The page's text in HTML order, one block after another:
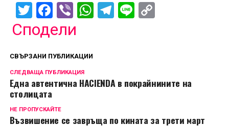
Twitter
Facebook
ViberWhatsApp
Telegram
LineCopy
Сподели
СВЪРЗАНИ ПУБЛИКАЦИИ
СЛЕДВАЩА ПУБЛИКАЦИЯ
Една автентична HACIENDA в покрайнините на
столицата
НЕ ПРОПУСКАЙТЕ
Възвишение се завръща по кината за трети март